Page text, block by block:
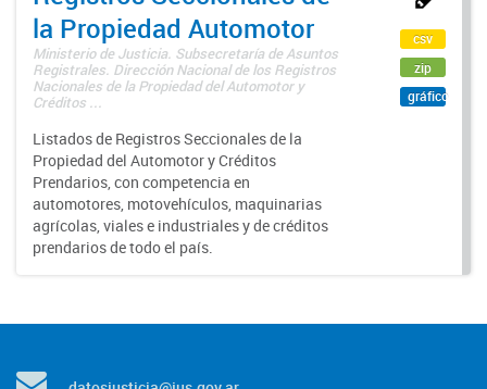
la Propiedad Automotor
Ministerio de Justicia. Subsecretaría de Asuntos
Registrales. Dirección Nacional de los Registros
Nacionales de la Propiedad del Automotor y
Créditos ...
Listados de Registros Seccionales de la
Propiedad del Automotor y Créditos
Prendarios, con competencia en
automotores, motovehículos, maquinarias
agrícolas, viales e industriales y de créditos
prendarios de todo el país.
csv
zip
gráfico